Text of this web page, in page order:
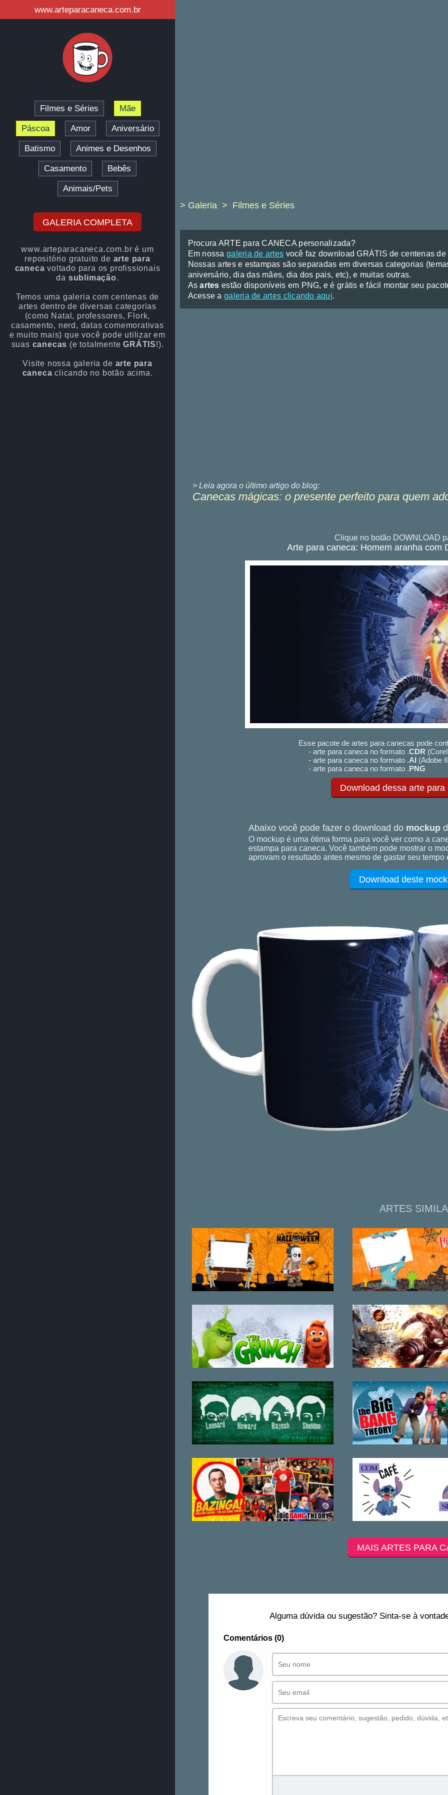
www.arteparacaneca.com.br
Filmes e Séries Mãe
Páscoa Amor Aniversário
Batismo Animes e Desenhos
Casamento Bebês
Animais/Pets
GALERIA COMPLETA
www.arteparacaneca.com.br é um
repositório gratuito de arte para
caneca voltado para os profissionais
da sublimação.
Temos uma galeria com centenas de
artes dentro de diversas categorias
(como Natal, professores, Flork,
casamento, nerd, datas comemorativas
e muito mais) que você pode utilizar em
suas canecas (e totalmenteGRÁTIS!).
Visite nossa galeria de arte para
caneca clicando no botão acima.
> Galeria Filmes e Séries
Procura ARTE para CANECA personalizada?
Em nossa galeria de artes você faz download GRÁTIS de centenas
Nossas artes e estampas são separadas em diversas categorias
aniversário, dia das mães, dia dos pais, etc), e muitas outras.
Asartes estão disponíveis em PNG, e é grátis e fácil montar seu
Acesse a galeria de artes clicando aqui.
> Leia agora o último artigo do blog:
Canecas mágicas: o presente perfeito para quem
Clique no botão DOWNLOAD
Arte para caneca: Homem aranha com
Esse pacote de artes para canecas pode
- arte para caneca no formato .CDR
- arte para caneca no formato .AI (Adobe
- arte para caneca no formato .PNG
Download dessa arte
Abaixo você pode fazer o download do mockup
O mockup é uma ótima forma para você ver como a
estampa para caneca. Você também pode mostrar o
aprovam o resultado antes mesmo de gastar seu tempo
Download deste
ARTES
MAIS ARTES PARA
Alguma dúvida ou sugestão? Sinta-se à
Comentários (0)